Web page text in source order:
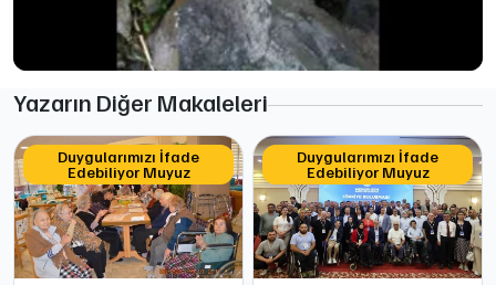
Yazarın Diğer Makaleleri
Duygularımızı İfade
Edebiliyor Muyuz
Duygularımızı İfade
Edebiliyor Muyuz